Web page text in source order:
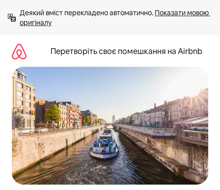
вмісту
Деякий вміст перекладено автоматично. Показати мовою
оригіналу
Перетворіть своє помешкання на Airbnb